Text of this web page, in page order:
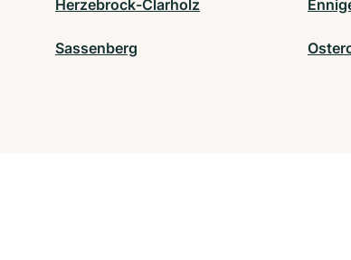
Herzebrock-Clarholz
Sassenberg